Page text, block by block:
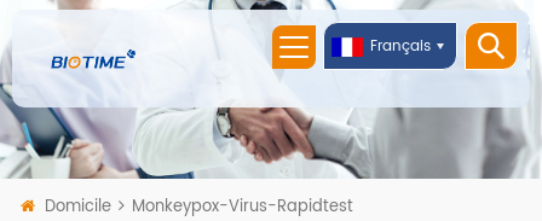
Français
Domicile Monkeypox-Virus-Rapidtest